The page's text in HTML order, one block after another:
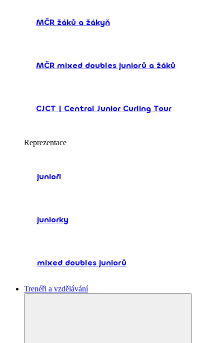
MČR žáků a žákyň
MČR mixed doubles juniorů a žáků
CJCT | Central Junior Curling Tour
Reprezentace
junioři
juniorky
mixed doubles juniorů
Trenéři a vzdělávání